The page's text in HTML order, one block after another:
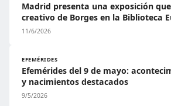
Madrid presenta una exposición
creativo de Borges en la Biblioteca
11/6/2026
EFEMÉRIDES
Efemérides del 9 de mayo:
y nacimientos destacados
9/5/2026